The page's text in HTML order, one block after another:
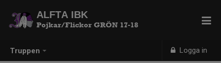
Truppen Logga in
ALFTA IBK
Pojkar/Flickor GRÖN 17-18